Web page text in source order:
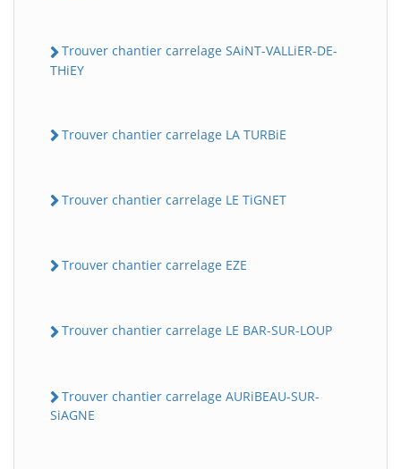
Trouver chantier carrelage SAiNT-VALLiER-DE-
THiEY
Trouver chantier carrelage LA TURBiE
Trouver chantier carrelage LE TiGNET
Trouver chantier carrelage EZE
Trouver chantier carrelage LE BAR-SUR-LOUP
Trouver chantier carrelage AURiBEAU-SUR-
SiAGNE